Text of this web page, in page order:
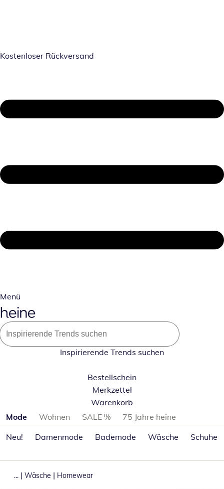
Kostenloser Rückversand
Menü
Inspirierende Trends suchen
Bestellschein
Merkzettel
Warenkorb
Produktkategorien überspringen
Mode Wohnen SALE %
75 Jahre heine
Neu!
Damenmode Bademode Wäsche Schuhe
... | Wäsche | Homewear